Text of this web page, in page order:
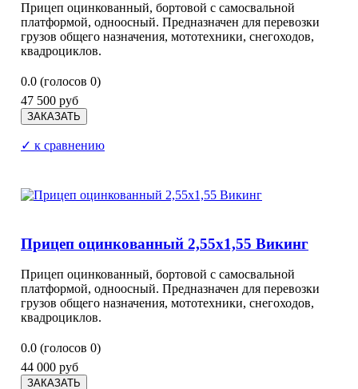
Прицеп оцинкованный, бортовой с самосвальной
платформой, одноосный. Предназначен для перевозки
грузов общего назначения, мототехники, снегоходов,
квадроциклов.
0.0 (голосов 0)
47 500 руб
✓ к сравнению
Прицеп оцинкованный 2,55х1,55 Викинг
Прицеп оцинкованный, бортовой с самосвальной
платформой, одноосный. Предназначен для перевозки
грузов общего назначения, мототехники, снегоходов,
квадроциклов.
0.0 (голосов 0)
44 000 руб